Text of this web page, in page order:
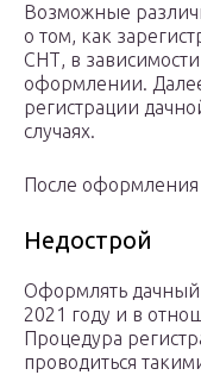
Возможные
о том, как
СНТ, в
оформлении.
регистрации
случаях.
После оформления
Недострой
Оформлять дачный
2021 году и в
Процедура
проводиться